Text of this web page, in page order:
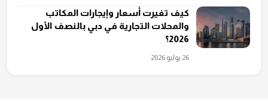
كيف تغيرت أسعار وإيجارات المكاتب
والمحلات التجارية في دبي بالنصف الأول
2026؟
26 يوليو 2026